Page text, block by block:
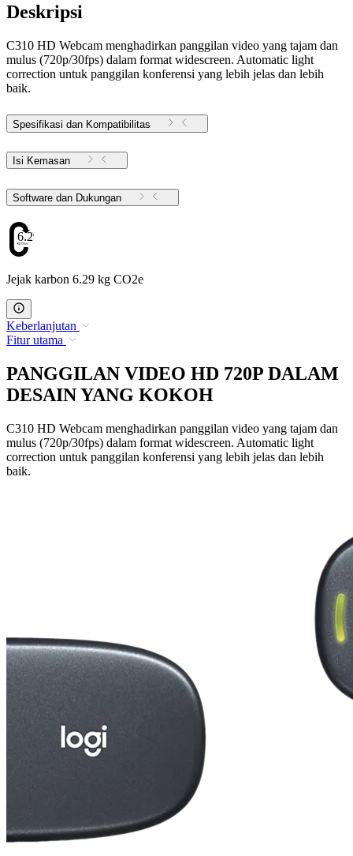
Deskripsi
C310 HD Webcam menghadirkan panggilan video yang tajam dan
mulus (720p/30fps) dalam format widescreen. Automatic light
correction untuk panggilan konferensi yang lebih jelas dan lebih
baik.
Spesifikasi dan Kompatibilitas
Isi Kemasan
Software dan Dukungan
6.29
Jejak karbon 6.29 kg CO2e
Keberlanjutan
Fitur utama
PANGGILAN VIDEO HD 720P DALAM
DESAIN YANG KOKOH
C310 HD Webcam menghadirkan panggilan video yang tajam dan
mulus (720p/30fps) dalam format widescreen. Automatic light
correction untuk panggilan konferensi yang lebih jelas dan lebih
baik.